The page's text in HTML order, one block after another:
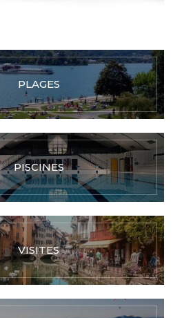
PLAGES
PISCINES
VISITES